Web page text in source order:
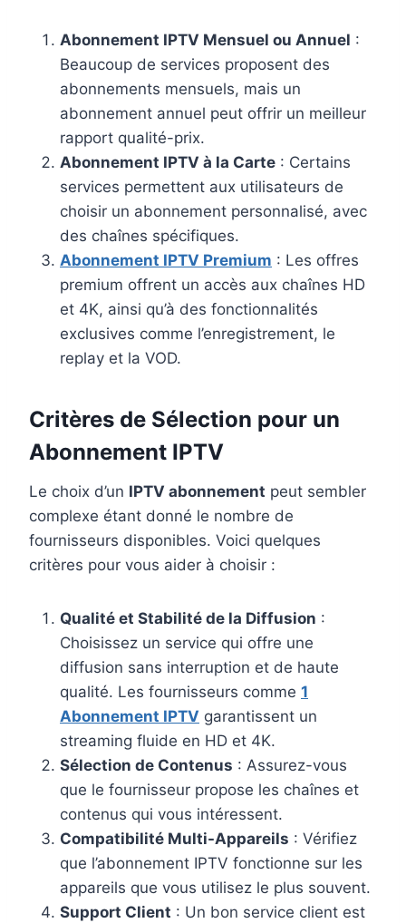
Abonnement IPTV Mensuel ou Annuel :
Beaucoup de services proposent des
abonnements mensuels, mais un
abonnement annuel peut offrir un meilleur
rapport qualité-prix.
Abonnement IPTV à la Carte : Certains
services permettent aux utilisateurs de
choisir un abonnement personnalisé, avec
des chaînes spécifiques.
Abonnement IPTV Premium : Les offres
premium offrent un accès aux chaînes HD
et 4K, ainsi qu’à des fonctionnalités
exclusives comme l’enregistrement, le
replay et la VOD.
Critères de Sélection pour un
Abonnement IPTV
Le choix d’un IPTV abonnement peut sembler
complexe étant donné le nombre de
fournisseurs disponibles. Voici quelques
critères pour vous aider à choisir :
Qualité et Stabilité de la Diffusion :
Choisissez un service qui offre une
diffusion sans interruption et de haute
qualité. Les fournisseurs comme 1
Abonnement IPTV garantissent un
streaming fluide en HD et 4K.
Sélection de Contenus : Assurez-vous
que le fournisseur propose les chaînes et
contenus qui vous intéressent.
Compatibilité Multi-Appareils : Vérifiez
que l’abonnement IPTV fonctionne sur les
appareils que vous utilisez le plus souvent.
Support Client : Un bon service client est